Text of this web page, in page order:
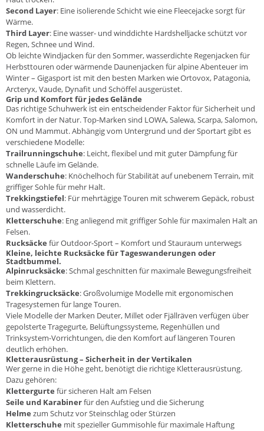
Second Layer: Eine isolierende Schicht wie eine Fleecejacke sorgt für
Wärme.
Third Layer: Eine wasser- und winddichte Hardshelljacke schützt vor
Regen, Schnee und Wind.
Ob leichteWindjacken für den Sommer, wasserdichte Regenjacken für
Herbsttouren oder wärmende Daunenjacken für alpine Abenteuer im
Winter – Gigasport ist mit den besten Marken wieOrtovox, Patagonia,
Arcteryx,Vaude, Dynafit und Schöffelausgerüstet.
Grip und Komfort für jedes Gelände
Das richtige Schuhwerk ist ein entscheidender Faktor für Sicherheit und
Komfort in der Natur. Top-Marken sind LOWA,Salewa,Scarpa,Salomon,
ON und Mammut. Abhängig vom Untergrund und der Sportart gibt es
verschiedene Modelle:
Trailrunningschuhe: Leicht, flexibel und mit guter Dämpfung für
schnelle Läufe im Gelände.
Wanderschuhe: Knöchelhoch für Stabilität auf unebenem Terrain, mit
griffiger Sohle für mehr Halt.
Trekkingstiefel: Für mehrtägige Touren mit schwerem Gepäck, robust
und wasserdicht.
Kletterschuhe: Eng anliegend mit griffiger Sohle für maximalen Halt an
Felsen.
Rucksäcke für Outdoor-Sport – Komfort und Stauraum unterwegs
Kleine, leichte Rucksäcke für Tageswanderungen oder
Stadtbummel.
Alpinrucksäcke: Schmal geschnitten für maximale Bewegungsfreiheit
beim Klettern.
Trekkingrucksäcke: Großvolumige Modelle mit ergonomischen
Tragesystemen für lange Touren.
Viele Modelle der Marken Deuter, Milletoder Fjällräven verfügen über
gepolsterte Tragegurte, Belüftungssysteme, Regenhüllen und
Trinksystem-Vorrichtungen, die den Komfort auf längeren Touren
deutlich erhöhen.
Kletterausrüstung – Sicherheit in der Vertikalen
Wer gerne in die Höhe geht, benötigt die richtige Kletterausrüstung.
Dazu gehören:
Klettergurte für sicheren Halt am Felsen
Seile und Karabinerfür den Aufstieg und die Sicherung
Helme zum Schutz vor Steinschlag oder Stürzen
Kletterschuhe mit spezieller Gummisohle für maximale Haftung